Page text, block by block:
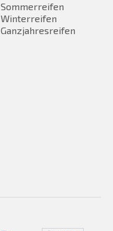
Sommerreifen
Winterreifen
Ganzjahresreifen